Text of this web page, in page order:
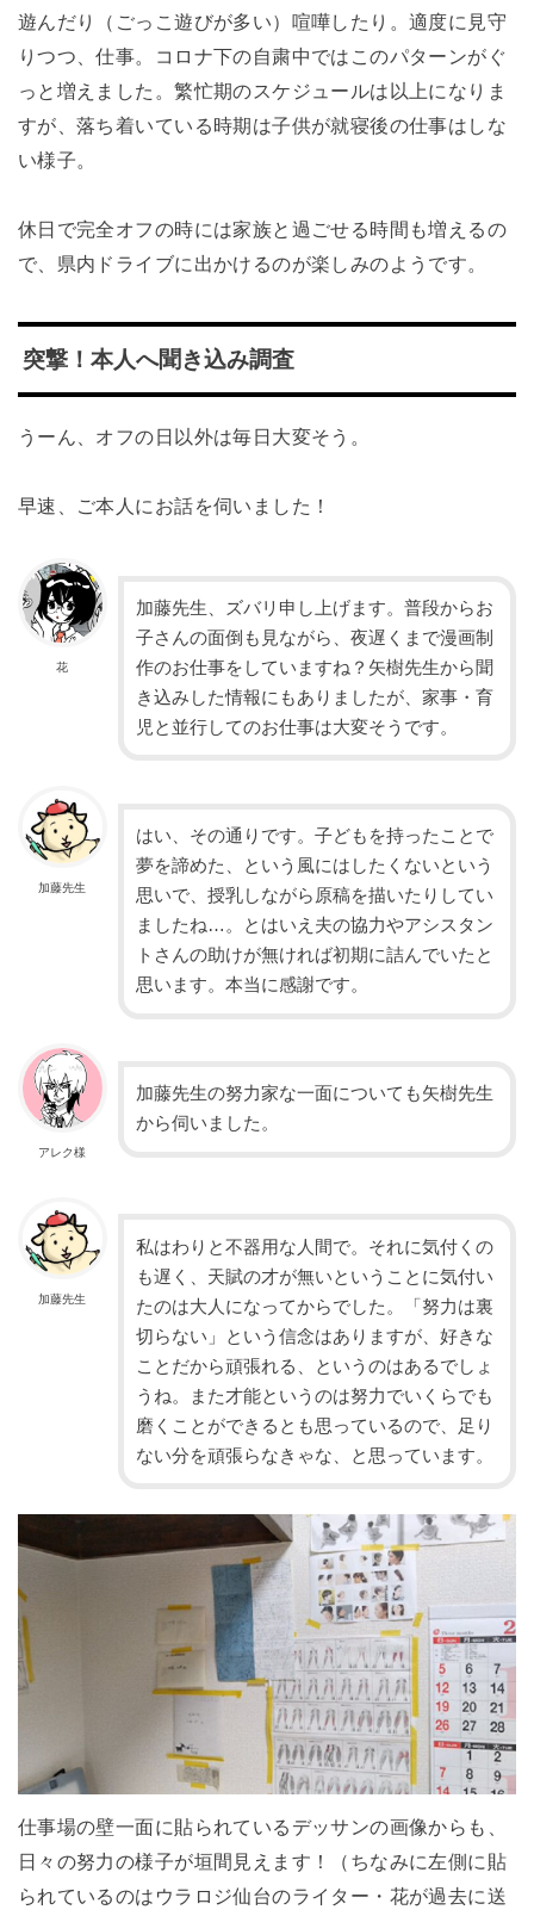
遊んだり（ごっこ遊びが多い）喧嘩したり。適度に見守
りつつ、仕事。
コロナ下の自粛中ではこのパターンがぐ
っと増えました。繁忙期のスケジュールは以上になりま
すが、落ち着いている時期は子供が就寝後の仕事は しな
い様子。
休日で完全オフの時には家族と過ごせる時間も増えるの
で、県内ドライブに出かけるのが楽しみのようです。
突撃！本人へ聞き込み調査
うーん、オフの日以外は毎日大変そう。
早速、ご本人にお話を伺いました！
花
加藤先生、ズバリ申し上げます。普段からお
子さんの面倒も見ながら、夜遅くまで漫画制
作のお仕事をしていますね？矢樹先生から聞
き込みした情報にもありましたが、家事・育
児と並行してのお仕事は大変そうです。
加藤先生
はい、その通りです。子どもを持ったことで
夢を諦めた、という風にはしたくないという
思いで、授乳しながら原稿を描いたりしてい
ましたね…。とはいえ夫の協力やアシスタン
トさんの助けが無ければ初期に詰んでいたと
思います。本当に感謝です。
アレク様
加藤先生の努力家な一面についても矢樹先生
から伺いました。
加藤先生
私はわりと不器用な人間で。それに気付くの
も遅く、天賦の才が無いということに気付い
たのは大人になってからでした。「努力は裏
切らない」という信念はありますが、好きな
ことだから頑張れる、というのはあるでしょ
うね。また才能というのは努力でいくらでも
磨くことができるとも思っているので、足り
ない分を頑張らなきゃな、と思っています。
仕事場の壁一面に貼られているデッサンの画像からも、
日々の努力の様子が垣間見えます！（ちなみに左側に貼
られているのはウラロジ仙台のライター・花が過去に送